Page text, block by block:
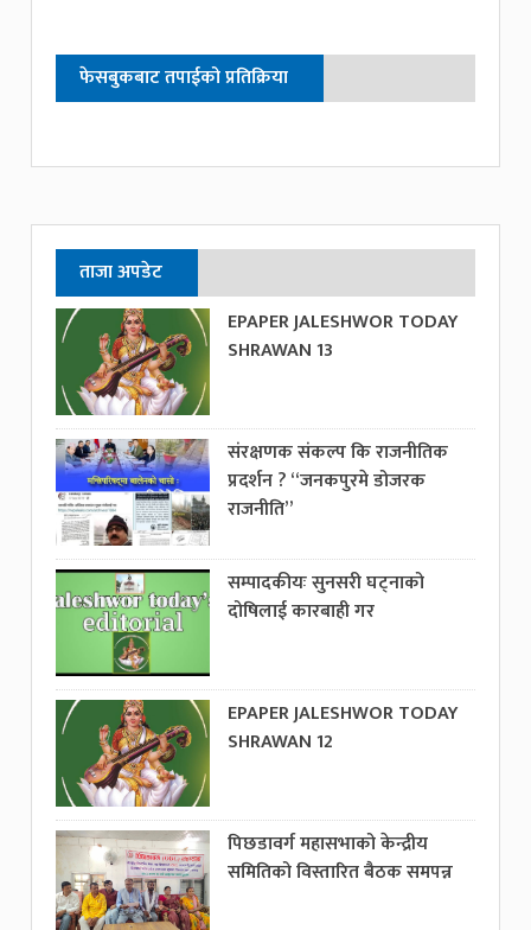
फेसबुकबाट तपाईको प्रतिक्रिया
ताजा अपडेट
EPAPER JALESHWOR TODAY
SHRAWAN 13
संरक्षणक संकल्प कि राजनीतिक
प्रदर्शन ? “जनकपुरमे डोजरक
राजनीति”
सम्पादकीयः सुनसरी घट्नाको
दोषिलाई कारबाही गर
EPAPER JALESHWOR TODAY
SHRAWAN 12
पिछडावर्ग महासभाको केन्द्रीय
समितिको विस्तारित बैठक समपन्न